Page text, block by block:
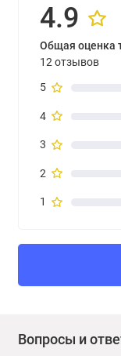
4.9
Общая оценка
12 отзывов
5
4
3
2
1
Вопросы и